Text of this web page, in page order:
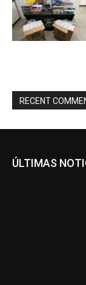
RECENT
ÚLTIMAS